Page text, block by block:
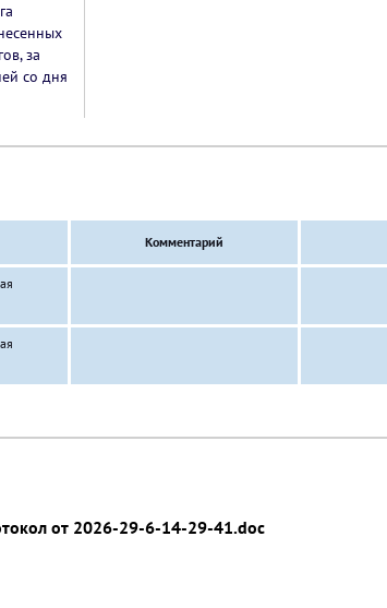
за
со дня
Комментарий
от 2026-29-6-14-29-41.doc